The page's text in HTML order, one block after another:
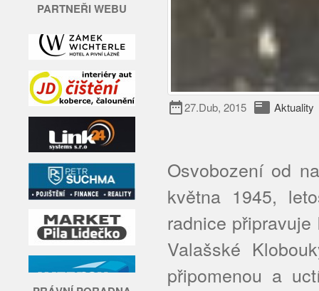
PARTNEŘI WEBU
date_range27.Dub, 2015 featured_play_list Aktuality
Osvobození od
května 1945,
radnice
Valašské
připomenou a